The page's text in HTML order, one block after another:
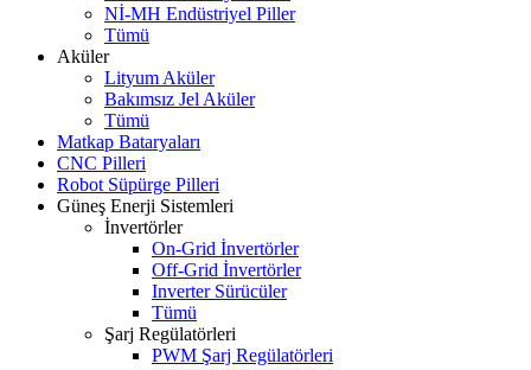
Nİ-MH Endüstriyel Piller
Tümü
Aküler
Lityum Aküler
Bakımsız Jel Aküler
Tümü
Matkap Bataryaları
CNC Pilleri
Robot Süpürge Pilleri
Güneş Enerji Sistemleri
İnvertörler
On-Grid İnvertörler
Off-Grid İnvertörler
Inverter Sürücüler
Tümü
Şarj Regülatörleri
PWM Şarj Regülatörleri